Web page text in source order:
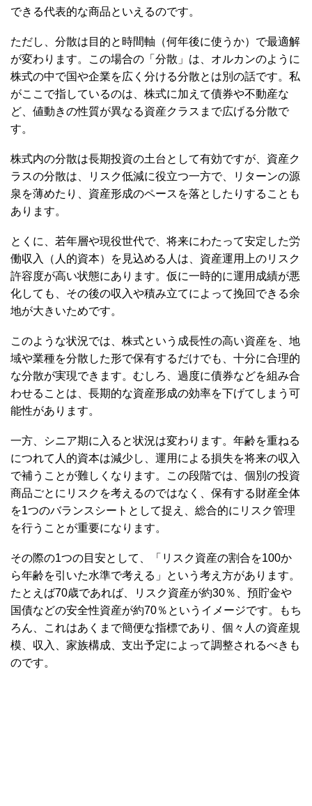
できる代表的な商品といえるのです。
ただし、分散は目的と時間軸（何年後に使うか）で最適解
が変わります。この場合の「分散」は、オルカンのように
株式の中で国や企業を広く分ける分散とは別の話です。私
がここで指しているのは、株式に加えて債券や不動産な
ど、値動きの性質が異なる資産クラスまで広げる分散で
す。
株式内の分散は長期投資の土台として有効ですが、資産ク
ラスの分散は、リスク低減に役立つ一方で、リターンの源
泉を薄めたり、資産形成のペースを落としたりすることも
あります。
とくに、若年層や現役世代で、将来にわたって安定した労
働収入（人的資本）を見込める人は、資産運用上のリスク
許容度が高い状態にあります。仮に一時的に運用成績が悪
化しても、その後の収入や積み立てによって挽回できる余
地が大きいためです。
このような状況では、株式という成長性の高い資産を、地
域や業種を分散した形で保有するだけでも、十分に合理的
な分散が実現できます。むしろ、過度に債券などを組み合
わせることは、長期的な資産形成の効率を下げてしまう可
能性があります。
一方、シニア期に入ると状況は変わります。年齢を重ねる
につれて人的資本は減少し、運用による損失を将来の収入
で補うことが難しくなります。この段階では、個別の投資
商品ごとにリスクを考えるのではなく、保有する財産全体
を1つのバランスシートとして捉え、総合的にリスク管理
を行うことが重要になります。
その際の1つの目安として、「リスク資産の割合を100か
ら年齢を引いた水準で考える」という考え方があります。
たとえば70歳であれば、リスク資産が約30％、預貯金や
国債などの安全性資産が約70％というイメージです。もち
ろん、これはあくまで簡便な指標であり、個々人の資産規
模、収入、家族構成、支出予定によって調整されるべきも
のです。